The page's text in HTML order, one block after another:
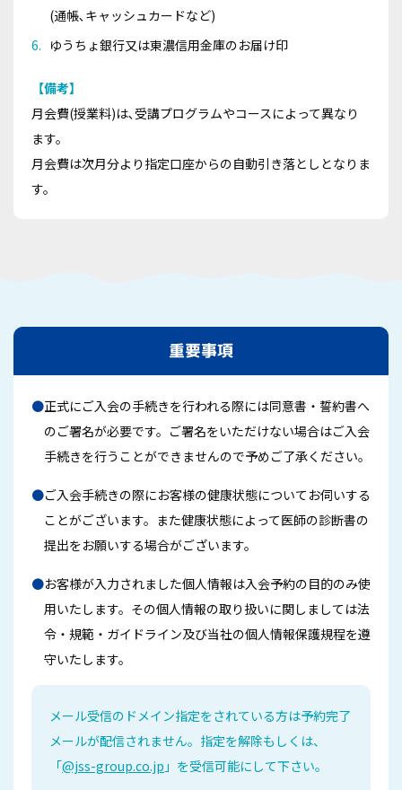
(通帳､キャッシュカードなど)
ゆうちょ銀行又は東濃信用金庫のお届け印
【備考】
月会費(授業料)は､受講プログラムやコースによって異なり
ます。
月会費は次月分より指定口座からの自動引き落としとなりま
す。
重要事項
●正式にご入会の手続きを行われる際には同意書・誓約書へ
のご署名が必要です。ご署名をいただけない場合はご入会
手続きを行うことができませんので予めご了承ください。
●ご入会手続きの際にお客様の健康状態についてお伺いする
ことがございます。また健康状態によって医師の診断書の
提出をお願いする場合がございます。
●お客様が入力されました個人情報は入会予約の目的のみ使
用いたします。その個人情報の取り扱いに関しましては法
令・規範・ガイドライン及び当社の個人情報保護規程を遵
守いたします。
メール受信のドメイン指定をされている方は予約完了
メールが配信されません。 指定を解除もしくは、
「@jss-group.co.jp 」を受信可能にして下さい。